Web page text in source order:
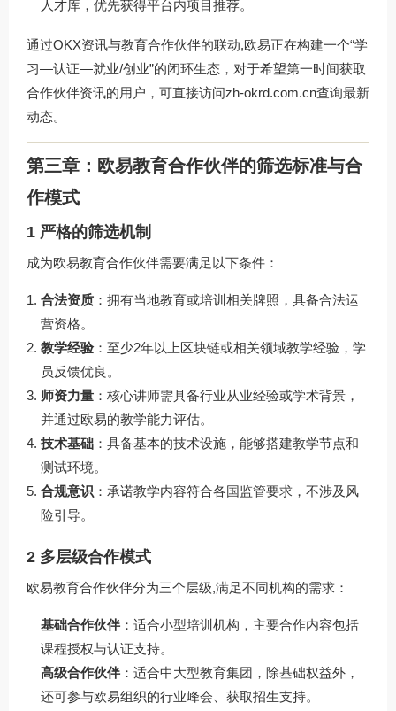
人才库，优先获得平台内项目推荐。
通过OKX资讯与教育合作伙伴的联动,欧易正在构建一个“学
习—认证—就业/创业”的闭环生态，对于希望第一时间获取
合作伙伴资讯的用户，可直接访问zh-okrd.com.cn查询最新
动态。
第三章：欧易教育合作伙伴的筛选标准与合
作模式
1 严格的筛选机制
成为欧易教育合作伙伴需要满足以下条件：
合法资质 ：拥有当地教育或培训相关牌照，具备合法运
营资格。
教学经验：至少2年以上区块链或相关领域教学经验，学
员反馈优良。
师资力量 ：核心讲师需具备行业从业经验或学术背景，
并通过欧易的教学能力评估。
技术基础 ：具备基本的技术设施，能够搭建教学节点和
测试环境。
合规意识 ：承诺教学内容符合各国监管要求，不涉及风
险引导。
2 多层级合作模式
欧易教育合作伙伴分为三个层级,满足不同机构的需求：
基础合作伙伴：适合小型培训机构，主要合作内容包括
课程授权与认证支持。
高级合作伙伴：适合中大型教育集团，除基础权益外，
还可参与欧易组织的行业峰会、获取招生支持。